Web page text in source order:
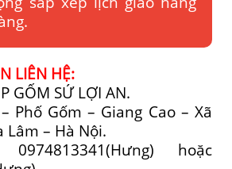
LIÊN HỆ:
GỐM SỨ LỢI AN.
Phố Gốm – Giang Cao – Xã
Lâm – Hà Nội.
hoặc